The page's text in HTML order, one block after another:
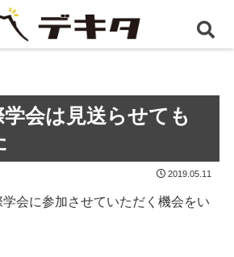
今年の国際学会は見送らせてもらいま
会は見送らせても
2019.05.11
会に参加させていただく機会をい